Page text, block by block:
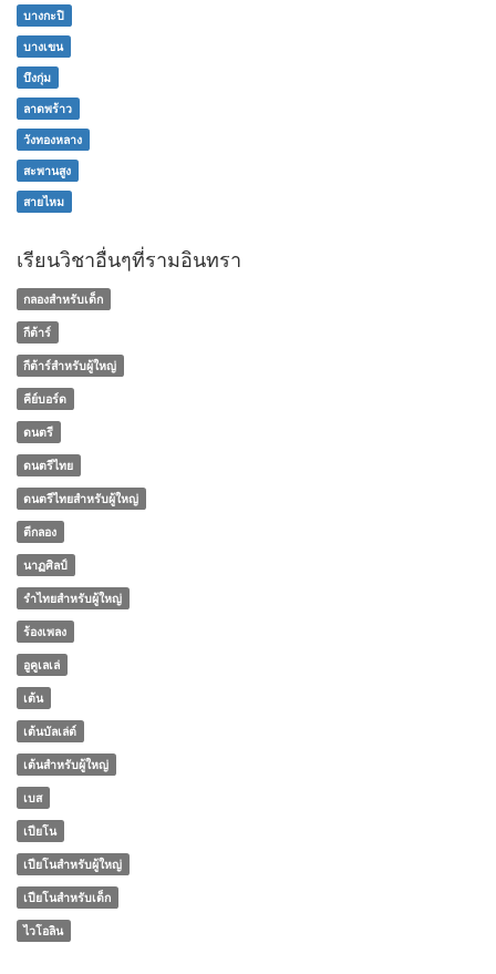
บางกะปิ
บางเขน
บึงกุ่ม
ลาดพร้าว
วังทองหลาง
สะพานสูง
สายไหม
เรียนวิชาอื่นๆที่รามอินทรา
กลองสำหรับเด็ก
กีต้าร์
กีต้าร์สำหรับผู้ใหญ่
คีย์บอร์ด
ดนตรี
ดนตรีไทย
ดนตรีไทยสำหรับผู้ใหญ่
ตีกลอง
นาฏศิลป์
รำไทยสำหรับผู้ใหญ่
ร้องเพลง
อูคูเลเล่
เต้น
เต้นบัลเล่ต์
เต้นสำหรับผู้ใหญ่
เบส
เปียโน
เปียโนสำหรับผู้ใหญ่
เปียโนสำหรับเด็ก
ไวโอลิน